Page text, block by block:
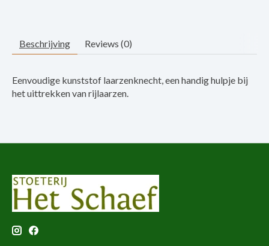
Beschrijving Reviews (0)
Eenvoudige kunststof laarzenknecht, een handig hulpje bij
het uittrekken van rijlaarzen.